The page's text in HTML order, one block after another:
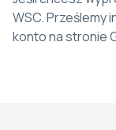
WSC. Prześlemy
konto na stronie